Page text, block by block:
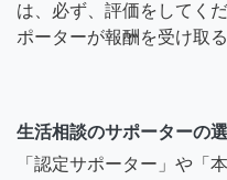
は、必ず、評価をしてく
ポーターが報酬を受け取
生活相談のサポーターの
「認定サポーター」や「